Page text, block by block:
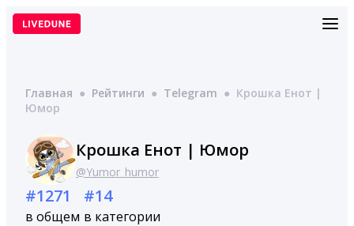
Перейти
Главная ● Рейтинги ● Telegram ● Крошка Енот |
Юмор
Крошка Енот | Юмор
@Yumor_humor
#1271
в общем
#14
в категории